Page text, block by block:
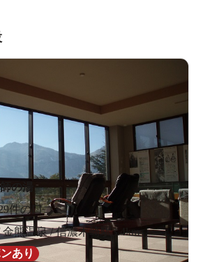
の湯
件の口コミ
熊温泉 / 信濃木崎駅3.4km
あり